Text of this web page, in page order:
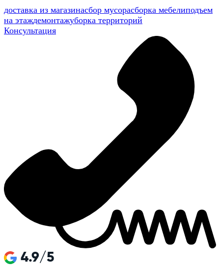
доставка из магазинасбор мусорасборка мебелиподъем
на этаждемонтажуборка территорий
Консультация
4.9/5